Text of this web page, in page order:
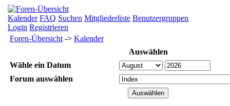
Kalender FAQ Suchen Mitgliederliste Benutzergruppen
Login Registrieren
Foren-Übersicht -> Kalender
Auswählen
Wähle ein Datum
Forum auswählen